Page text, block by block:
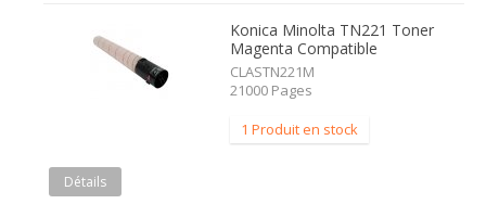
Konica Minolta TN221 Toner
Magenta Compatible
CLASTN221M
21000 Pages
1 Produit en stock
Détails